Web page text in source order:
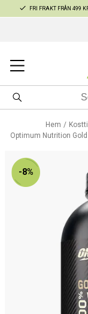
FRI FRAKT FRÅN 499
Hem
Optimum Nutrition
-8%